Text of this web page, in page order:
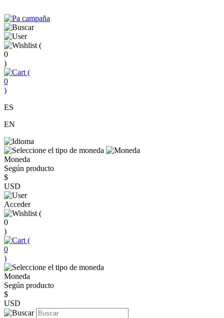
(
0
)
(
0
)
ES
EN
Moneda
Según producto
$
USD
Acceder
(
0
)
(
0
)
Moneda
Según producto
$
USD